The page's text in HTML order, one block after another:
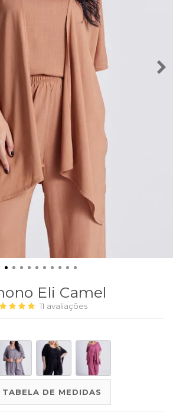
Eli Camel
11 avaliações
TABELA DE MEDIDAS